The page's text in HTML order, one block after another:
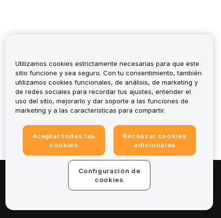
¿Te ha sido útil?
Servicios
Utilizamos cookies estrictamente necesarias para que este
sitio funcione y sea seguro. Con tu consentimiento, también
utilizamos cookies funcionales, de análisis, de marketing y
de redes sociales para recordar tus ajustes, entender el
uso del sitio, mejorarlo y dar soporte a las funciones de
marketing y a las características para compartir.
Aceptar todas las
cookies
Rechazar cookies
adicionales
Configuración de
cookies